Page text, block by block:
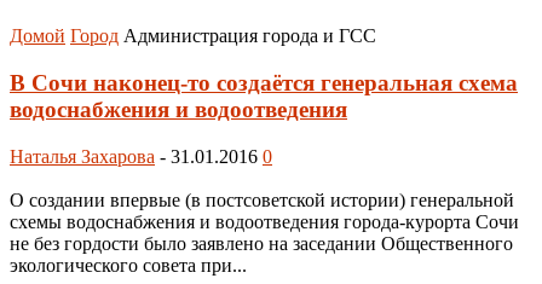
Домой Город Администрация города и ГСС
В Сочи наконец-то создаётся генеральная схема
водоснабжения и водоотведения
Наталья Захарова - 31.01.2016 0
О создании впервые (в постсоветской истории) генеральной
схемы водоснабжения и водоотведения города-курорта Сочи
не без гордости было заявлено на заседании Общественного
экологического совета при...